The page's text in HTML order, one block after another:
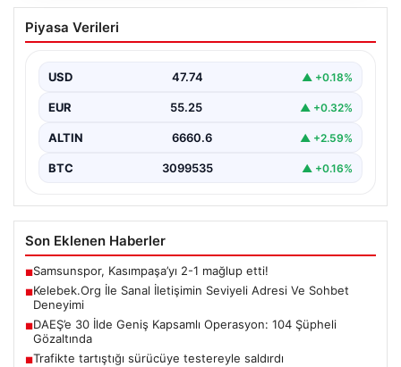
Kelebek.Org İle Sanal İletişimin Seviyeli
Adresi Ve Sohbet Deneyimi
kurması büyük bir önem ifade etmektedir. Güncel…
Piyasa Verileri
USD 47.74 ▲ +0.18%
EUR 55.25 ▲ +0.32%
ALTIN 6660.6 ▲ +2.59%
BTC 3099535 ▲ +0.16%
Son Eklenen Haberler
■Samsunspor, Kasımpaşa’yı 2-1 mağlup etti!
■Kelebek.Org İle Sanal İletişimin Seviyeli Adresi Ve Sohbet
Deneyimi
■DAEŞ’e 30 İlde Geniş Kapsamlı Operasyon: 104 Şüpheli
Gözaltında
■Trafikte tartıştığı sürücüye testereyle saldırdı